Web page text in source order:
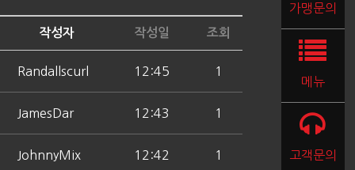
작성자 작성일 조회
Randallscurl 12:45 1
JamesDar 12:43 1
JohnnyMix 12:42 1
가맹문의
메뉴
고객문의